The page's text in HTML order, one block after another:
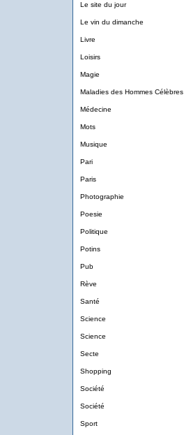
Le site du jour
Le vin du dimanche
Livre
Loisirs
Magie
Maladies des Hommes Célèbres
Médecine
Mots
Musique
Pari
Paris
Photographie
Poesie
Politique
Potins
Pub
Rève
Santé
Science
Science
Secte
Shopping
Société
Société
Sport